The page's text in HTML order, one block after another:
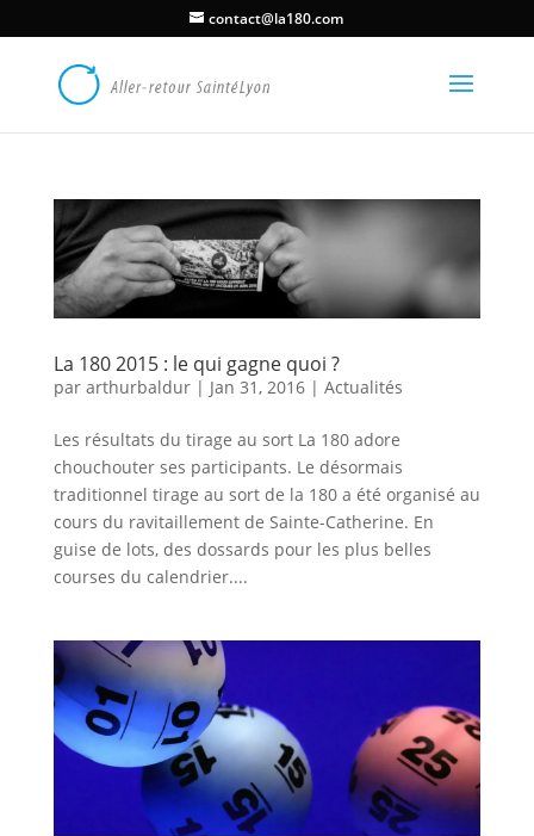
contact@la180.com
La 180 2015 : le qui gagne quoi ?
par arthurbaldur| Jan 31, 2016| Actualités
Les résultats du tirage au sort La 180 adore
chouchouter ses participants. Le désormais
traditionnel tirage au sort de la 180 a été organisé au
cours du ravitaillement de Sainte-Catherine. En
guise de lots, des dossards pour les plus belles
courses du calendrier....